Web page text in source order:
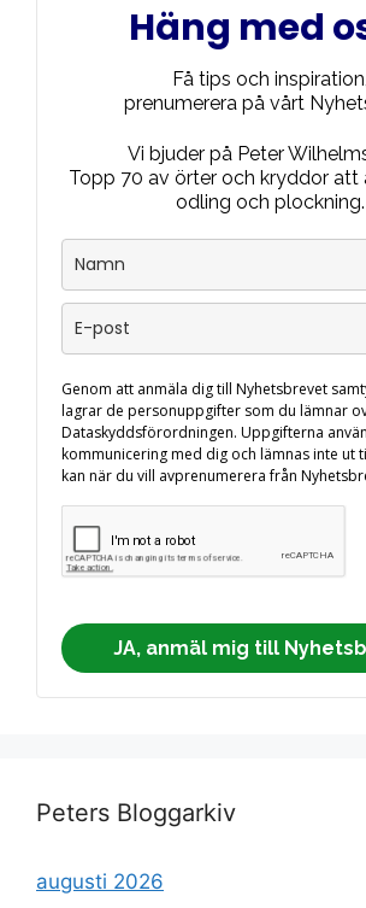
Häng med
Få tips och inspiration,
prenumerera på vårt
Vi bjuder på Peter
Topp 70 av örter och kryddor att
odling och plockning.
Genom att anmäla dig till Nyhetsbrevet
lagrar de personuppgifter som du lämnar
Dataskyddsförordningen. Uppgifterna
kommunicering med dig och lämnas inte ut
kan när du vill avprenumerera från
JA, anmäl mig till
Peters Bloggarkiv
augusti 2026